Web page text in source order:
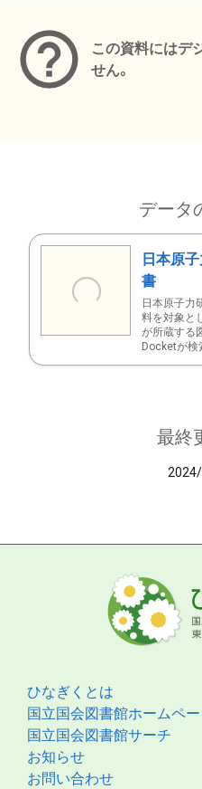
この資料にはデ
せん。
データ
日本原
書
日本原子力
料を対象と
が所蔵する
Docketが検
最終
ひなぎくとは
国立国会図書館ホームペ
国立国会図書館サーチ
お知らせ
お問い合わせ